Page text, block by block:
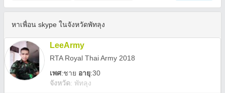
หาเพื่อน skype ในจังหวัดพัทลุง
LeeArmy
RTA Royal Thai Army 2018
เพศ:ชาย อายุ:30
จังหวัด: พัทลุง